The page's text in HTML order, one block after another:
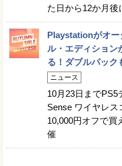
た日から12か月後
Playstationがオー
ル・エディション
る！ダブルパック
ニュース
10月23日までPS5
Sense ワイヤレ
10,000円オフで買
催